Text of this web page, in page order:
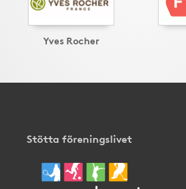
Yves Rocher
Stötta föreningslivet